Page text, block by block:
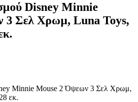
Disney Minnie
3 Σελ Χρωμ, Luna Toys,
Minnie Mouse 2 Όψεων 3 Σελ Χρωμ,
εκ.